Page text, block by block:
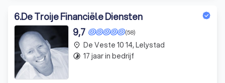
6.De Troije Financiële Diensten
(58)
9,7
place De Veste 10 14, Lelystad
timelapse 17 jaar in bedrijf